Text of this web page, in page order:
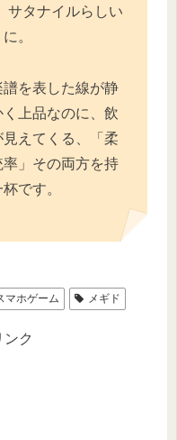
サタナイルらしい
。
を表した線が静
上品なのに、飲
えてくる、「柔
」その両方を持
です。
マホゲーム メギド
ンク